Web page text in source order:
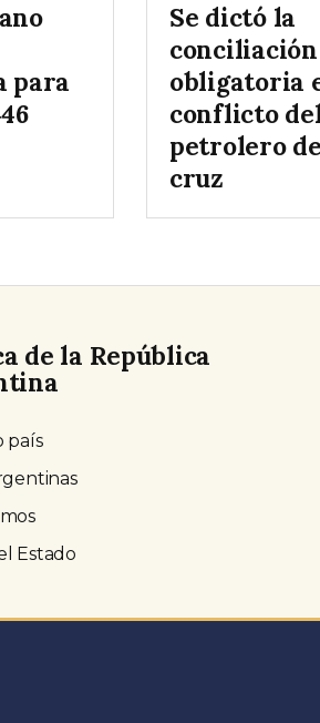
para
Se dictó la
conciliación
obligatoria
conflicto
petrolero
cruz
de la República
país
Estado